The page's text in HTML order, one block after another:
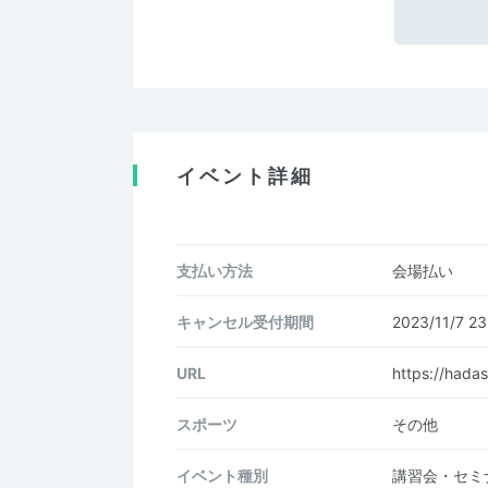
イベント詳細
支払い方法 会場払い
キャンセル受付期間 2023/11/7
URL https://
スポーツ その他
イベント種別 講習会・セミ